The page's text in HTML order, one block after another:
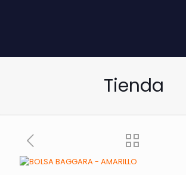
Tienda